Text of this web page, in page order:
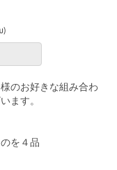
)
のお好きな組み合わ
ます。
を４品